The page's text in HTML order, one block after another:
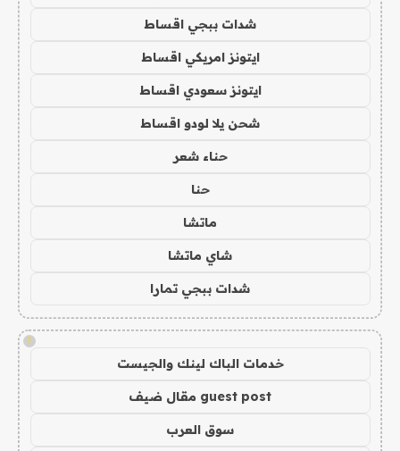
شدات ببجي اقساط
ايتونز امريكي اقساط
ايتونز سعودي اقساط
شحن يلا لودو اقساط
حناء شعر
حنا
ماتشا
شاي ماتشا
شدات ببجي تمارا
!
خدمات الباك لينك والجيست
guest post مقال ضيف
سوق العرب